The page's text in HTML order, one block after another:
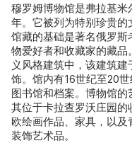
穆罗姆博物馆是弗拉基米
年。它被列为特别珍贵的
馆藏的基础是著名俄罗
物爱好者和收藏家的藏
义风格建筑中，该建筑
饰。馆内有16世纪至20
图书馆和档案。博物馆
其位于卡拉查罗沃庄园
欧绘画作品、家具，以
装饰艺术品。